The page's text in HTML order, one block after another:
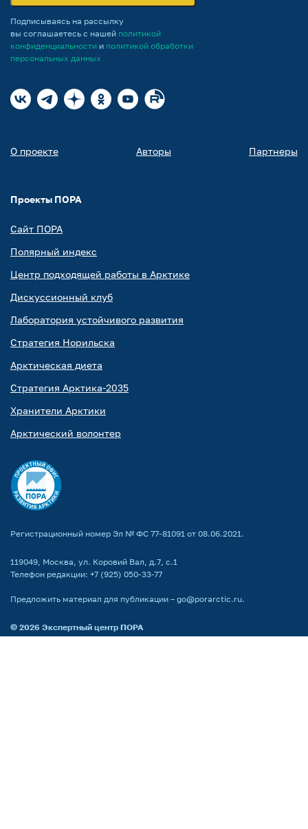
Подписываясь на рассылку
вы соглашаетесь с нашей политикой
конфиденциальности и политикой обработки
персональных данных
О проекте Авторы Партнеры
Проекты ПОРА
Сайт ПОРА
Полярный индекс
Центр подходящей работы в Арктике
Дискуссионный клуб
Лаборатория устойчивого развития
Стратегия Норильска
Арктическая диета
Стратегия Арктика-2035
Хранители Арктики
Арктический волонтер
Регистрационный номер Эл № ФС 77-81091 от 08.06.2021.
119049, Москва, ул. Коровий Вал, д.7, с.1
Телефон редакции: +7 (925) 050-33-77
Предложить материал для публикации – go@porarctic.ru.
© 2026 Экспертный центр ПОРА
Проектный офис развития Арктики создан для поддержки проектов